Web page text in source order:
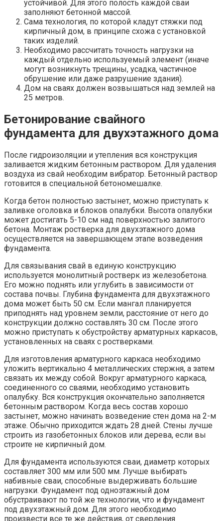
устойчивой. Для этого полость каждой сваи
заполняют бетонной массой.
Сама технология, по которой кладут стяжки под
кирпичный дом, в принципе схожа с установкой
таких изделий.
Необходимо рассчитать точность нагрузки на
каждый отдельно используемый элемент (иначе
могут возникнуть трещины, усадка, частичное
обрушение или даже разрушение здания).
Дом на сваях должен возвышаться над землей на
25 метров.
Бетонирование свайного
фундамента для двухэтажного дома
После гидроизоляции и утепления вся конструкция
заливается жидким бетонным раствором. Для удаления
воздуха из свай необходим вибратор. Бетонный раствор
готовится в специальной бетономешалке.
Когда бетон полностью застынет, можно приступать к
заливке оголовка и блоков опалубки. Высота опалубки
может достигать 5-10 см над поверхностью залитого
бетона. Монтаж ростверка для двухэтажного дома
осуществляется на завершающем этапе возведения
фундамента.
Для связывания свай в единую конструкцию
используется монолитный ростверк из железобетона.
Его можно поднять или углубить в зависимости от
состава почвы. Глубина фундамента для двухэтажного
дома может быть 50 см. Если мангал планируется
приподнять над уровнем земли, расстояние от него до
конструкции должно составлять 30 см. После этого
можно приступать к обустройству арматурных каркасов,
установленных на сваях с ростверками.
Для изготовления арматурного каркаса необходимо
уложить вертикально 4 металлических стержня, а затем
связать их между собой. Вокруг арматурного каркаса,
соединенного со сваями, необходимо установить
опалубку. Вся конструкция окончательно заполняется
бетонным раствором. Когда весь состав хорошо
застынет, можно начинать возведение стен дома на 2-м
этаже. Обычно приходится ждать 28 дней. Стены лучше
строить из газобетонных блоков или дерева, если вы
строите не кирпичный дом.
Для фундамента используются сваи, диаметр которых
составляет 300 мм или 500 мм. Лучше выбирать
набивные сваи, способные выдерживать большие
нагрузки. Фундамент под одноэтажный дом
обустраивают по той же технологии, что и фундамент
под двухэтажный дом. Для этого необходимо
произвести все те же действия, от сверления